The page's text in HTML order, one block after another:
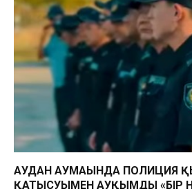
АУДАН АУМАҒЫНДА ПОЛИЦИЯ
ҚАТЫСУЫМЕН АУҚЫМДЫ «БІР